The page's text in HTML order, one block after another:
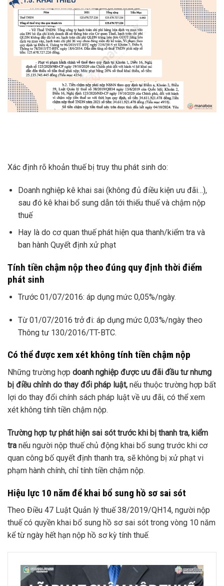
Xác định rõ khoản thuế bị truy thu phát sinh do:
Doanh nghiệp kê khai sai (không đủ điều kiện ưu đãi…),
sau đó kê khai bổ sung dẫn tới thiếu thuế và chậm nộp
thuế
Hay là do cơ quan thuế phát hiện qua thanh/kiểm tra và
ban hành Quyết định xử phạt
Tính tiền chậm nộp theo đúng quy định thời điểm
phát sinh
Trước 01/07/2016: áp dụng mức 0,05%/ngày.
Từ 01/07/2016 trở đi: áp dụng mức 0,03%/ngày theo
Thông tư 130/2016/TT-BTC.
Có thể được xem xét không tính tiền chậm nộp
Những trường hợp doanh nghiệp được ưu đãi đầu tư nhưng
bị điều chỉnh do thay đổi pháp luật, nếu thuộc trường hợp bất
lợi do thay đổi chính sách pháp luật về ưu đãi, có thể xem
xét không tính tiền chậm nộp.
Trường hợp tự phát hiện sai sót trước khi bị thanh tra, kiểm
tra nếu người nộp thuế chủ động khai bổ sung trước khi cơ
quan công bố quyết định thanh tra, sẽ không bị xử phạt vi
phạm hành chính, chỉ tính tiền chậm nộp.
Hiệu lực 10 năm để khai bổ sung hồ sơ sai sót
Theo Điều 47 Luật Quản lý thuế 38/2019/QH14, người nộp
thuế có quyền khai bổ sung hồ sơ sai sót trong vòng 10 năm
kể từ ngày hết hạn nộp hồ sơ kỳ tính thuế.